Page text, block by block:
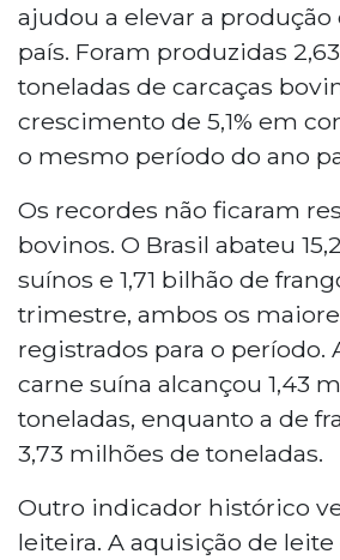
ajudou a elevar a produção
país. Foram produzidas
toneladas de carcaças
crescimento de 5,1% em
o mesmo período do ano
Os recordes não ficaram
bovinos. O Brasil abateu
suínos e 1,71 bilhão de
trimestre, ambos os
registrados para o período.
carne suína alcançou 1,43
toneladas, enquanto a de
3,73 milhões de toneladas.
Outro indicador histórico
leiteira. A aquisição de leite